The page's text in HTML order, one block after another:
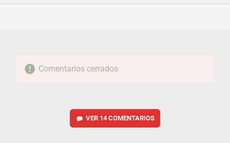
FACEBOOKTWITTERFLIPBOARD
E-
WHATSAPP
Comentarios cerrados
VER 14 COMENTARIOS